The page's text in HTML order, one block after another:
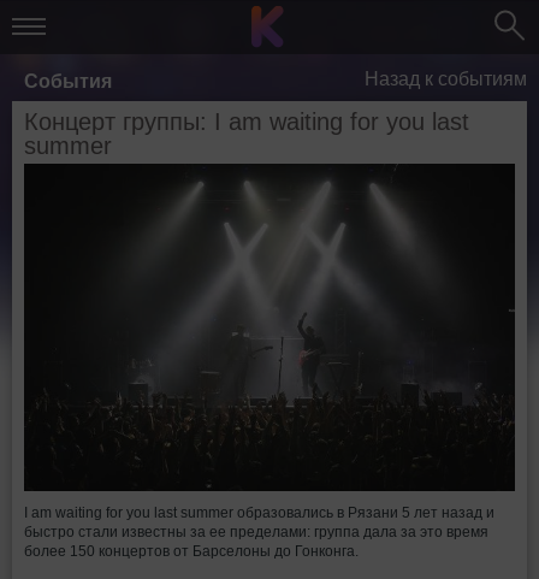
События Назад к событиям
Концерт группы: I am waiting for you last
summer
I am waiting for you last summer образовались в Рязани 5 лет назад и
быстро стали известны за ее пределами: группа дала за это время
более 150 концертов от Барселоны до Гонконга.